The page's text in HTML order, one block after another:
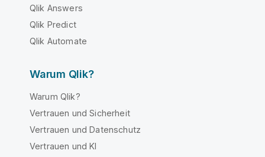
Qlik Answers
Qlik Predict
Qlik Automate
Warum Qlik?
Warum Qlik?
Vertrauen und Sicherheit
Vertrauen und Datenschutz
Vertrauen und KI